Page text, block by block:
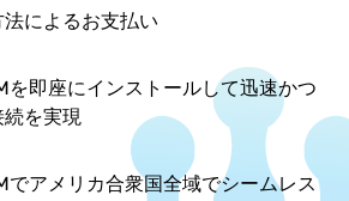
によるお支払い
を即座にインストールして迅速かつ
を実現
でアメリカ合衆国全域でシームレス